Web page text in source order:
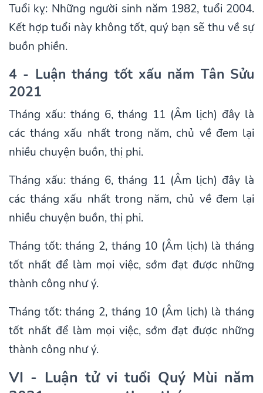
Tuổi kỵ: Những người sinh năm 1982, tuổi 2004.
Kết hợp tuổi này không tốt, quý bạn sẽ thu về sự
buồn phiền.
4 - Luận tháng tốt xấu năm Tân Sửu
2021
Tháng xấu: tháng 6, tháng 11 (Âm lịch) đây là
các tháng xấu nhất trong năm, chủ về đem lại
nhiều chuyện buồn, thị phi.
Tháng xấu: tháng 6, tháng 11 (Âm lịch) đây là
các tháng xấu nhất trong năm, chủ về đem lại
nhiều chuyện buồn, thị phi.
Tháng tốt: tháng 2, tháng 10 (Âm lịch) là tháng
tốt nhất để làm mọi việc, sớm đạt được những
thành công như ý.
Tháng tốt: tháng 2, tháng 10 (Âm lịch) là tháng
tốt nhất để làm mọi việc, sớm đạt được những
thành công như ý.
VI - Luận tử vi tuổi Quý Mùi năm